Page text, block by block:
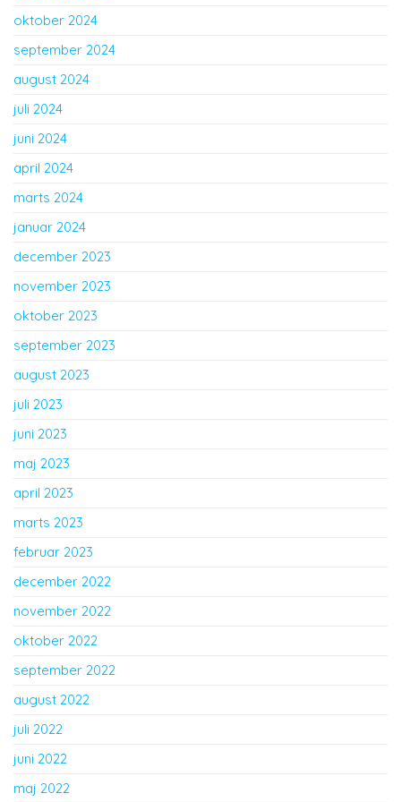
oktober 2024
september 2024
august 2024
juli 2024
juni 2024
april 2024
marts 2024
januar 2024
december 2023
november 2023
oktober 2023
september 2023
august 2023
juli 2023
juni 2023
maj 2023
april 2023
marts 2023
februar 2023
december 2022
november 2022
oktober 2022
september 2022
august 2022
juli 2022
juni 2022
maj 2022